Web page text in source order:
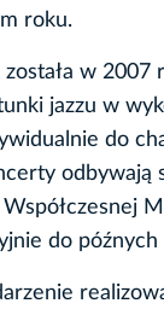
roku.
w
jazzu w
do
do późnych